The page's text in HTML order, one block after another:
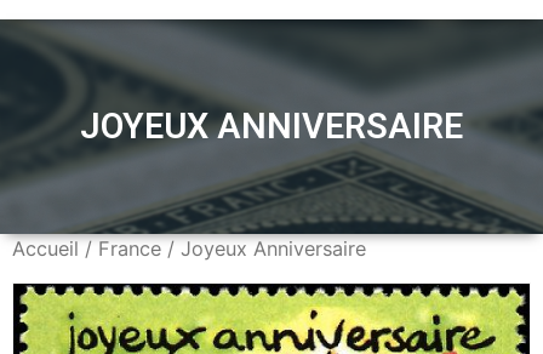
JOYEUX ANNIVERSAIRE
Accueil/France/ Joyeux Anniversaire